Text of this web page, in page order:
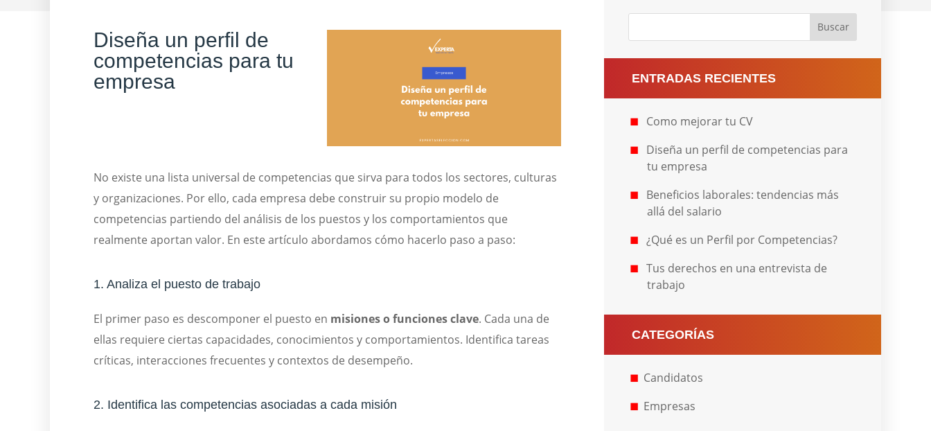
Diseña un perfil de
competencias para tu
empresa
No existe una lista universal de competencias que sirva para todos los sectores, culturas
y organizaciones. Por ello, cada empresa debe construir su propio modelo de
competencias partiendo del análisis de los puestos y los comportamientos que
realmente aportan valor. En este artículo abordamos cómo hacerlo paso a paso:
1. Analiza el puesto de trabajo
El primer paso es descomponer el puesto en misiones o funciones clave. Cada una de
ellas requiere ciertas capacidades, conocimientos y comportamientos. Identifica tareas
críticas, interacciones frecuentes y contextos de desempeño.
2. Identifica las competencias asociadas a cada misión
ENTRADAS RECIENTES
Como mejorar tu CV
Diseña un perfil de competencias para
tu empresa
Beneficios laborales: tendencias más
allá del salario
¿Qué es un Perfil por Competencias?
Tus derechos en una entrevista de
trabajo
CATEGORÍAS
Candidatos
Empresas